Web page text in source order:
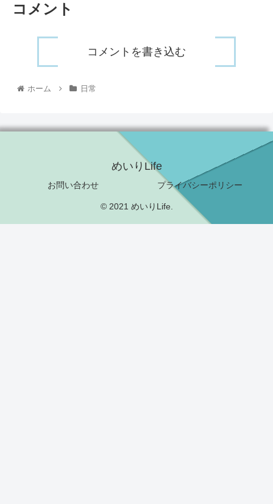
コメント
コメントを書き込む
ホーム 日常
めいりLife
お問い合わせ プライバシーポリシー
© 2021 めいりLife.